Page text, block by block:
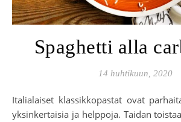
Spaghetti alla
14 huhtikuun, 2020
Italialaiset klassikkopastat ovat parhaita. Niin maukkaita,
yksinkertaisia ja helppoja. Taidan